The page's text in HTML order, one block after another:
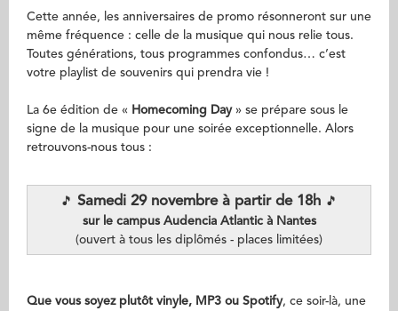
Cette année, les anniversaires de promo résonneront sur une
même fréquence : celle de la musique qui nous relie tous.
Toutes générations, tous programmes confondus… c’est
votre playlist de souvenirs qui prendra vie !
La 6e édition de « Homecoming Day» se prépare sous le
signe de la musique pour une soirée exceptionnelle. Alors
retrouvons-nous tous :
🎵 Samedi 29 novembre à partir de 18h 🎵
sur le campus Audencia Atlantic à Nantes
(ouvert à tous les diplômés - places limitées)
Que vous soyez plutôt vinyle, MP3 ou Spotify, ce soir-là, une